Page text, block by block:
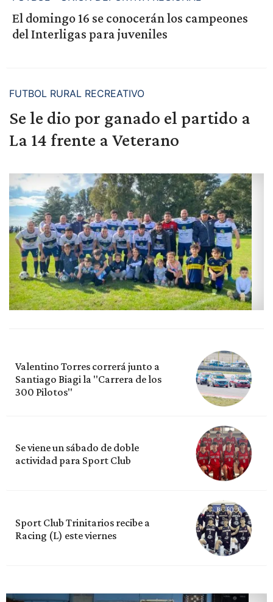
El domingo 16 se conocerán los campeones
del Interligas para juveniles
FUTBOL RURAL RECREATIVO
Se le dio por ganado el partido a
La 14 frente a Veterano
Valentino Torres correrá junto a
Santiago Biagi la "Carrera de los
300 Pilotos"
Se viene un sábado de doble
actividad para Sport Club
Sport Club Trinitarios recibe a
Racing (L) este viernes